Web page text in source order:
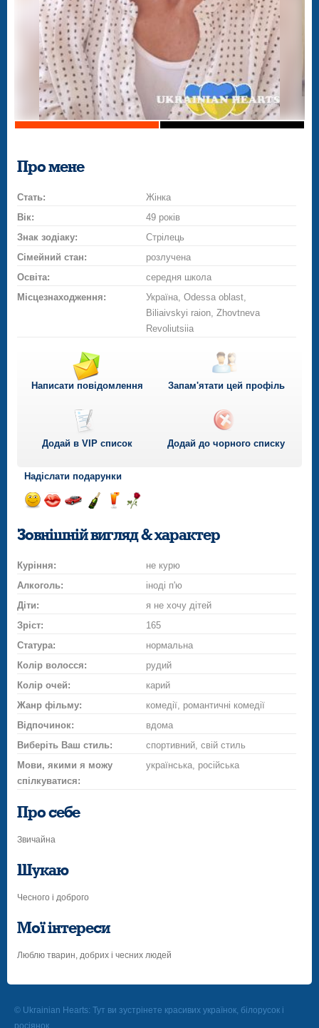
Про мене
Стать:
Жінка
Вік:
49 років
Знак зодіаку:
Стрілець
Сімейний стан:
розлучена
Освіта:
середня школа
Місцезнаходження:
Україна, Odessa oblast,
Biliaivskyi raion, Zhovtneva
Revoliutsiia
Написати повідомлення Запам'ятати цей профіль
Додай в VIP список Додай до чорного списку
Надіслати подарунки
посмішкупоцілунок
на
автомобілі
шампанське
троянду
Зовнішній вигляд & характер
Куріння:
не курю
Алкоголь:
іноді п'ю
Діти:
я не хочу дітей
Зріст:
165
Статура:
нормальна
Колір волосся:
рудий
Колір очей:
карий
Жанр фільму:
комедії, романтичні комедії
Відпочинок:
вдома
Виберіть Ваш стиль:
спортивний, свій стиль
Мови, якими я можу
спілкуватися:
українська, російська
Про себе
Звичайна
Шукаю
Чесного і доброго
Мої інтереси
Люблю тварин, добрих і чесних людей
© Ukrainian Hearts: Тут ви зустрінете красивих українок, білорусок і
росіянок.